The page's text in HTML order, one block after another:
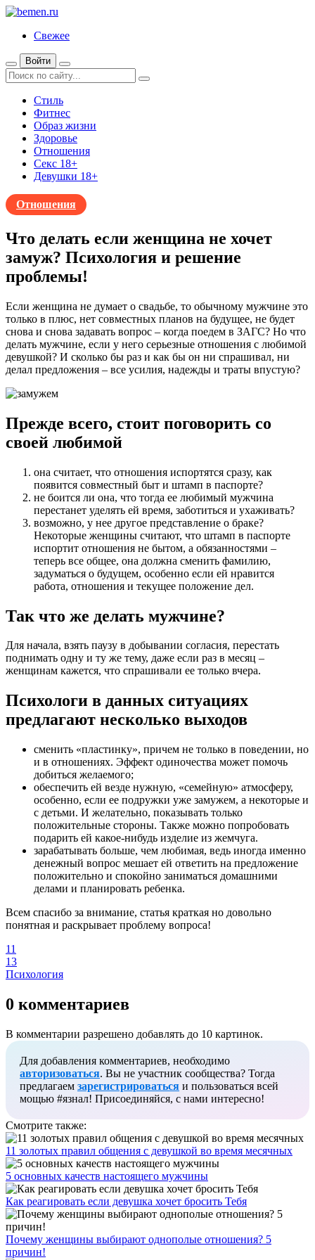
Свежее
Войти
Стиль
Фитнес
Образ жизни
Здоровье
Отношения
Секс 18+
Девушки 18+
Отношения
Что делать если женщина не хочет
замуж? Психология и решение
проблемы!
Если женщина не думает о свадьбе, то обычному мужчине это
только в плюс, нет совместных планов на будущее, не будет
снова и снова задавать вопрос – когда поедем в ЗАГС? Но что
делать мужчине, если у него серьезные отношения с любимой
девушкой? И сколько бы раз и как бы он ни спрашивал, ни
делал предложения – все усилия, надежды и траты впустую?
Прежде всего, стоит поговорить со
своей любимой
она считает, что отношения испортятся сразу, как
появится совместный быт и штамп в паспорте?
не боится ли она, что тогда ее любимый мужчина
перестанет уделять ей время, заботиться и ухаживать?
возможно, у нее другое представление о браке?
Некоторые женщины считают, что штамп в паспорте
испортит отношения не бытом, а обязанностями –
теперь все общее, она должна сменить фамилию,
задуматься о будущем, особенно если ей нравится
работа, отношения и текущее положение дел.
Так что же делать мужчине?
Для начала, взять паузу в добывании согласия, перестать
поднимать одну и ту же тему, даже если раз в месяц –
женщинам кажется, что спрашивали ее только вчера.
Психологи в данных ситуациях
предлагают несколько выходов
сменить «пластинку», причем не только в поведении, но
и в отношениях. Эффект одиночества может помочь
добиться желаемого;
обеспечить ей везде нужную, «семейную» атмосферу,
особенно, если ее подружки уже замужем, а некоторые и
с детьми. И желательно, показывать только
положительные стороны. Также можно попробовать
подарить ей какое-нибудь изделие из жемчуга.
зарабатывать больше, чем любимая, ведь иногда именно
денежный вопрос мешает ей ответить на предложение
положительно и спокойно заниматься домашними
делами и планировать ребенка.
Всем спасибо за внимание, статья краткая но довольно
понятная и раскрывает проблему вопроса!
11
13
Психология
0 комментариев
В комментарии разрешено добавлять до 10 картинок.
Для добавления комментариев, необходимо
авторизоваться. Вы не участник сообщества? Тогда
предлагаем зарегистрироваться и пользоваться всей
мощью #язнал! Присоединяйся, с нами интересно!
Смотрите также:
11 золотых правил общения с девушкой во время месячных
5 основных качеств настоящего мужчины
Как реагировать если девушка хочет бросить Тебя
Почему женщины выбирают однополые отношения? 5
причин!